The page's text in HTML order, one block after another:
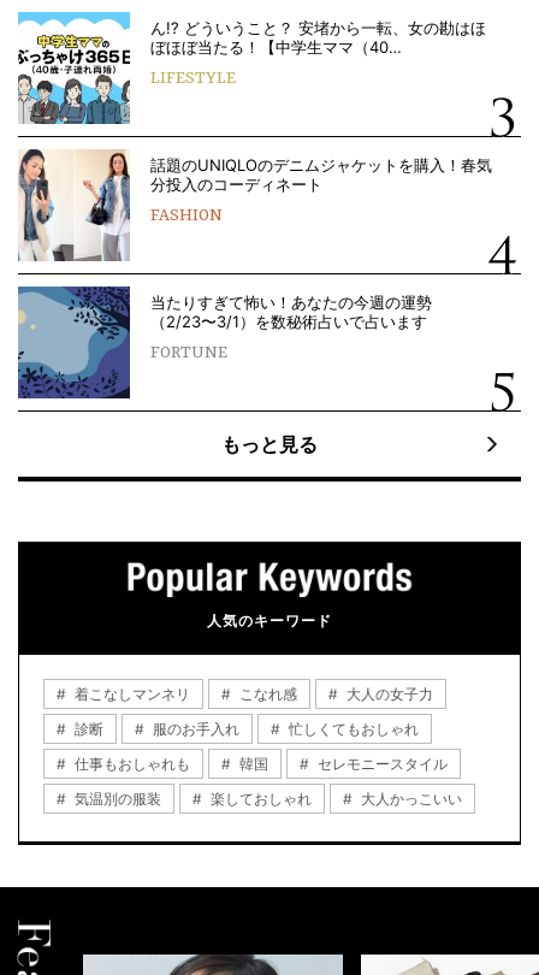
ん!? どういうこと？ 安堵から一転、女の勘はほ
ぼほぼ当たる！【中学生ママ（40…
LIFESTYLE
話題のUNIQLOのデニムジャケットを購入！春気
分投入のコーディネート
FASHION
当たりすぎて怖い！あなたの今週の運勢
（2/23〜3/1）を数秘術占いで占います
FORTUNE
もっと見る
人気のキーワード
着こなしマンネリ こなれ感
大人の女子力
診断
服のお手入れ
忙しくてもおしゃれ
仕事もおしゃれも
韓国
セレモニースタイル
気温別の服装
楽しておしゃれ 大人かっこいい